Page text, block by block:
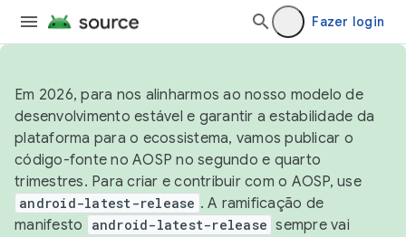
Fazer login
Em 2026, para nos alinharmos ao nosso modelo de
desenvolvimento estável e garantir a estabilidade da
plataforma para o ecossistema, vamos publicar o
código-fonte no AOSP no segundo e quarto
trimestres. Para criar e contribuir com o AOSP, use
android-latest-release . A ramificação de
manifesto
android-latest-release sempre vai